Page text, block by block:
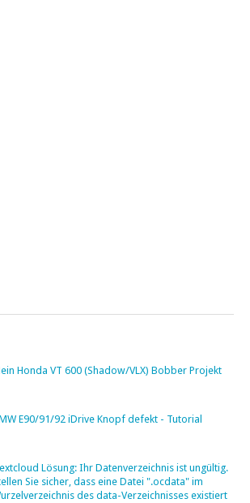
Honda VT 600 (Shadow/VLX) Bobber Projekt
E90/91/92 iDrive Knopf defekt - Tutorial
Lösung: Ihr Datenverzeichnis ist ungültig.
Sie sicher, dass eine Datei ".ocdata" im
des data-Verzeichnisses existiert